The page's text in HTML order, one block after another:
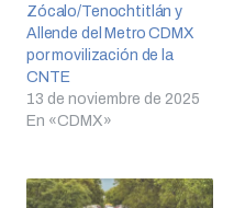
Zócalo/Tenochtitlán y
Allende del Metro CDMX
por movilización de la
CNTE
13 de noviembre de 2025
En «CDMX»